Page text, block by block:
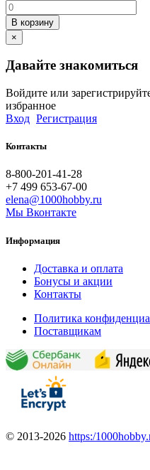
В корзину
×
Давайте знакомиться
Войдите или
избранное
Вход Регистрация
Контакты
8-800-201-41-28
+7 499 653-67-00
elena@1000hobby.ru
Мы Вконтакте
Информация
Доставка и оплата
Бонусы и акции
Контакты
Политика
Поставщикам
© 2013-2026 https:/